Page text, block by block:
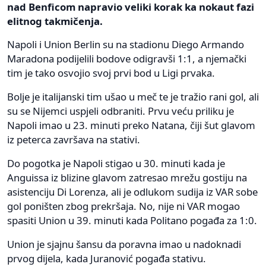
nad Benficom napravio veliki korak ka nokaut fazi
elitnog takmičenja.
Napoli i Union Berlin su na stadionu Diego Armando
Maradona podijelili bodove odigravši 1:1, a njemački
tim je tako osvojio svoj prvi bod u Ligi prvaka.
Bolje je italijanski tim ušao u meč te je tražio rani gol, ali
su se Nijemci uspjeli odbraniti. Prvu veću priliku je
Napoli imao u 23. minuti preko Natana, čiji šut glavom
iz peterca završava na stativi.
Do pogotka je Napoli stigao u 30. minuti kada je
Anguissa iz blizine glavom zatresao mrežu gostiju na
asistenciju Di Lorenza, ali je odlukom sudija iz VAR sobe
gol poništen zbog prekršaja. No, nije ni VAR mogao
spasiti Union u 39. minuti kada Politano pogađa za 1:0.
Union je sjajnu šansu da poravna imao u nadoknadi
prvog dijela, kada Juranović pogađa stativu.